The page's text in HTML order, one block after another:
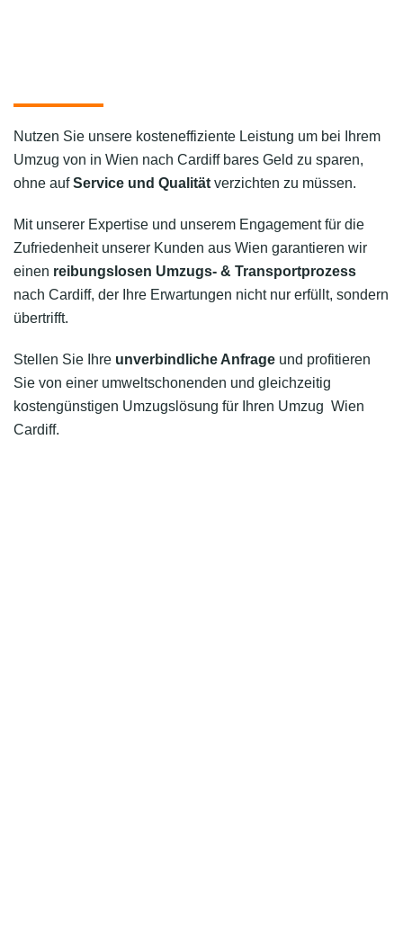
Nutzen Sie unsere kosteneffiziente Leistung um bei Ihrem
Umzug von in Wien nach Cardiff bares Geld zu sparen,
ohne aufService und Qualität verzichten zu müssen.
Mit unserer Expertise und unserem Engagement für die
Zufriedenheit unserer Kunden aus Wien garantieren wir
einen reibungslosen Umzugs- & Transportprozess
nach Cardiff, der Ihre Erwartungen nicht nur erfüllt, sondern
übertrifft.
Stellen Sie Ihre unverbindliche Anfrage und profitieren
Sie von einer umweltschonenden und gleichzeitig
kostengünstigen Umzugslösung für Ihren Umzug Wien
Cardiff.